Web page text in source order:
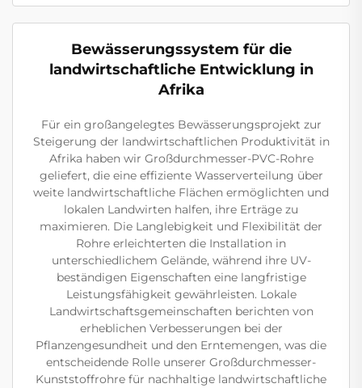
Bewässerungssystem für die
landwirtschaftliche Entwicklung in
Afrika
Für ein großangelegtes Bewässerungsprojekt zur
Steigerung der landwirtschaftlichen Produktivität in
Afrika haben wir Großdurchmesser-PVC-Rohre
geliefert, die eine effiziente Wasserverteilung über
weite landwirtschaftliche Flächen ermöglichten und
lokalen Landwirten halfen, ihre Erträge zu
maximieren. Die Langlebigkeit und Flexibilität der
Rohre erleichterten die Installation in
unterschiedlichem Gelände, während ihre UV-
beständigen Eigenschaften eine langfristige
Leistungsfähigkeit gewährleisten. Lokale
Landwirtschaftsgemeinschaften berichten von
erheblichen Verbesserungen bei der
Pflanzengesundheit und den Erntemengen, was die
entscheidende Rolle unserer Großdurchmesser-
Kunststoffrohre für nachhaltige landwirtschaftliche